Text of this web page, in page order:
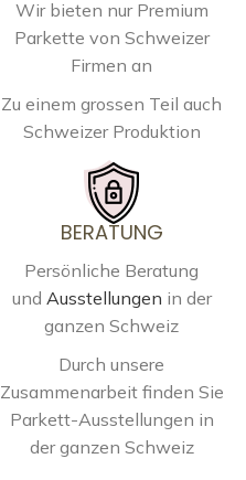
Wir bieten nur Premium
Parkette von Schweizer
Firmen an
Zu einem grossen Teil auch
Schweizer Produktion
BERATUNG
Persönliche Beratung
und Ausstellungen in der
ganzen Schweiz
Durch unsere
Zusammenarbeit finden Sie
Parkett-Ausstellungen in
der ganzen Schweiz